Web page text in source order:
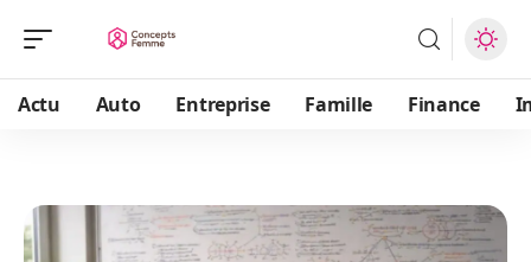
Actu Auto Entreprise Famille Finance